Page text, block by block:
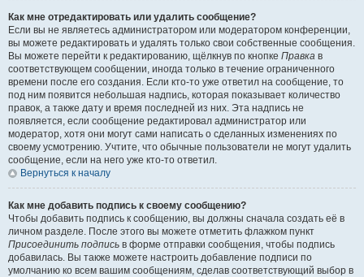
Как мне отредактировать или удалить сообщение?
Если вы не являетесь администратором или модератором конференции,
вы можете редактировать и удалять только свои собственные сообщения.
Вы можете перейти к редактированию, щёлкнув по кнопке Правка в
соответствующем сообщении, иногда только в течение ограниченного
времени после его создания. Если кто-то уже ответил на сообщение, то
под ним появится небольшая надпись, которая показывает количество
правок, а также дату и время последней из них. Эта надпись не
появляется, если сообщение редактировал администратор или
модератор, хотя они могут сами написать о сделанных изменениях по
своему усмотрению. Учтите, что обычные пользователи не могут удалить
сообщение, если на него уже кто-то ответил.
Вернуться к началу
Как мне добавить подпись к своему сообщению?
Чтобы добавить подпись к сообщению, вы должны сначала создать её в
личном разделе. После этого вы можете отметить флажком пункт
Присоединить подпись в форме отправки сообщения, чтобы подпись
добавилась. Вы также можете настроить добавление подписи по
умолчанию ко всем вашим сообщениям, сделав соответствующий выбор в